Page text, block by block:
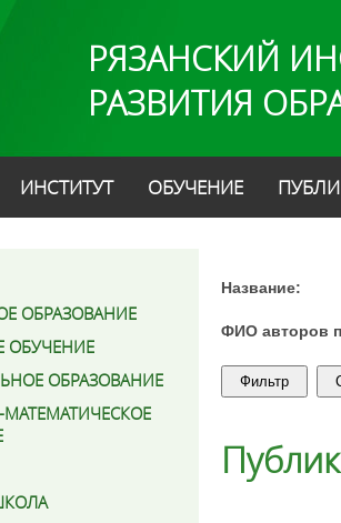
РЯЗАНСКИЙ
РАЗВИТИЯ
ИНСТИТУТ ОБУЧЕНИЕ
ОБРАЗОВАНИЕ
ОБРАЗОВАНИЕ
МАТЕМАТИЧЕСКОЕ
Название:
ФИО авторов